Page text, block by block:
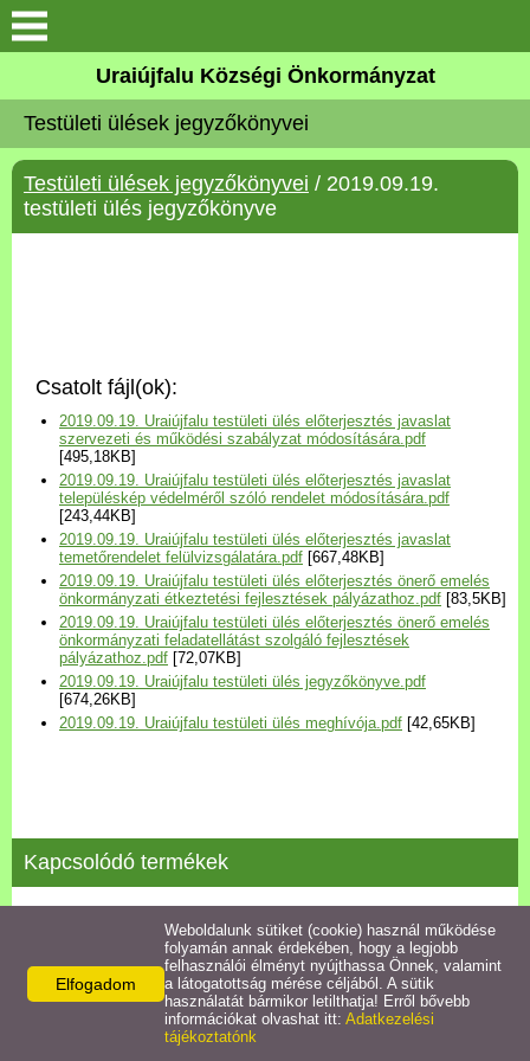
Köszöntő
Elérhetőségek
Uraiújfalu
Választási információk
Versenyképes Járások
Program
Települési Arculati
Kézikönyv
Hírek
Bezerédj Amália Óvoda
Egyéb szolgáltatások
Egészségügyi ellátás
Uraiújfalu Sportegyesület
Uraiújfalu Községi Önkormányzat
Testületi ülések jegyzőkönyvei
Testületi ülések jegyzőkönyvei / 2019.09.19.
testületi ülés jegyzőkönyve
Csatolt fájl(ok):
2019.09.19. Uraiújfalu testületi ülés előterjesztés javaslat
szervezeti és működési szabályzat módosítására.pdf
[495,18KB]
2019.09.19. Uraiújfalu testületi ülés előterjesztés javaslat
településkép védelméről szóló rendelet módosítására.pdf
[243,44KB]
2019.09.19. Uraiújfalu testületi ülés előterjesztés javaslat
temetőrendelet felülvizsgálatára.pdf [667,48KB]
2019.09.19. Uraiújfalu testületi ülés előterjesztés önerő emelés
önkormányzati étkeztetési fejlesztések pályázathoz.pdf [83,5KB]
2019.09.19. Uraiújfalu testületi ülés előterjesztés önerő emelés
önkormányzati feladatellátást szolgáló fejlesztések
pályázathoz.pdf [72,07KB]
2019.09.19. Uraiújfalu testületi ülés jegyzőkönyve.pdf
[674,26KB]
2019.09.19. Uraiújfalu testületi ülés meghívója.pdf [42,65KB]
Kapcsolódó termékek
2023.07.10. testületi ülés jegyzőkönyve
Részletek
Elfogadom
Weboldalunk sütiket (cookie) használ működése
folyamán annak érdekében, hogy a legjobb
felhasználói élményt nyújthassa Önnek, valamint
a látogatottság mérése céljából. A sütik
használatát bármikor letilthatja! Erről bővebb
információkat olvashat itt: Adatkezelési
tájékoztatónk